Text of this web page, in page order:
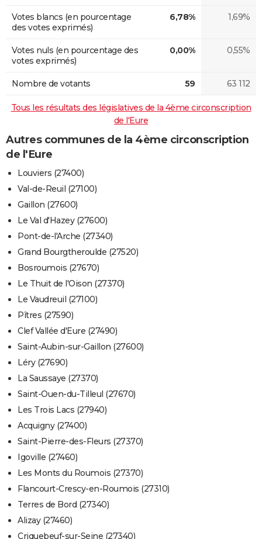
Votes blancs (en pourcentage
des votes exprimés)
6,78% 1,69%
Votes nuls (en pourcentage des
votes exprimés)
0,00% 0,55%
Nombre de votants 59 63 112
Tous les résultats des législatives de la 4ème circonscription
de l'Eure
Autres communes de la 4ème circonscription
de l'Eure
Louviers (27400)
Val-de-Reuil (27100)
Gaillon (27600)
Le Val d'Hazey (27600)
Pont-de-l'Arche (27340)
Grand Bourgtheroulde (27520)
Bosroumois (27670)
Le Thuit de l'Oison (27370)
Le Vaudreuil (27100)
Pîtres (27590)
Clef Vallée d'Eure (27490)
Saint-Aubin-sur-Gaillon (27600)
Léry (27690)
La Saussaye (27370)
Saint-Ouen-du-Tilleul (27670)
Les Trois Lacs (27940)
Acquigny (27400)
Saint-Pierre-des-Fleurs (27370)
Igoville (27460)
Les Monts du Roumois (27370)
Flancourt-Crescy-en-Roumois (27310)
Terres de Bord (27340)
Alizay (27460)
Criquebeuf-sur-Seine (27340)